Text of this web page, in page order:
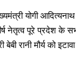
योगी
पूरे प्रदेश के सभी
रानी मौर्य को